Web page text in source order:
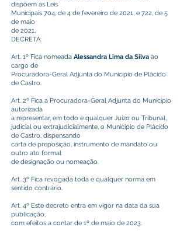
dispõem as Leis
Municipais 704, de 4 de fevereiro de 2021, e 722, de 5
de maio
de 2021,
DECRETA:
Art. 1º Fica nomeada Alessandra Lima da Silva ao
cargo de
Procuradora-Geral Adjunta do Município de Plácido
de Castro.
Art. 2º Fica a Procuradora-Geral Adjunta do Município
autorizada
a representar, em todo e qualquer Juízo ou Tribunal,
judicial ou extrajudicialmente, o Município de Plácido
de Castro, dispensando
carta de preposição, instrumento de mandato ou
outro ato formal
de designação ou nomeação.
Art. 3º Fica revogada toda e qualquer norma em
sentido contrário.
Art. 4º Este decreto entra em vigor na data da sua
publicação,
com efeitos a contar de 1º de maio de 2023.